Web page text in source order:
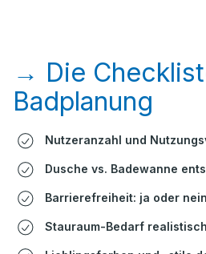
→ Die
Badplanung
Nutzeranzahl und
Dusche vs. Badewanne
Barrierefreiheit: ja oder
Stauraum-Bedarf